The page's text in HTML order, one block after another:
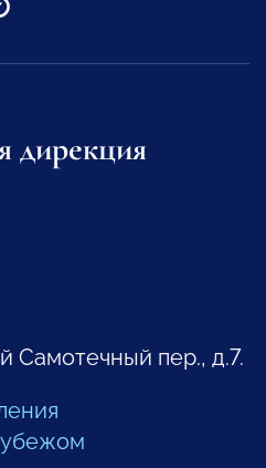
дирекция
Самотечный пер., д.7.